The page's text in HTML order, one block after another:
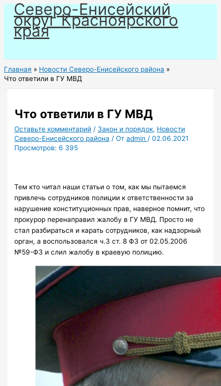
Перейти
содержимому
Северо-Енисейский
округ Красноярского
края
Главная
Новости Северо-Енисейского района
Что ответили в ГУ МВД
Что ответили в ГУ МВД
Оставьте комментарий / Закон и порядок, Новости
Северо-Енисейского района / Отadmin /02.06.2021
Просмотров: 6 395
Тем кто читал наши статьи о том, как мы пытаемся
привлечь сотрудников полиции к ответственности за
нарушение конституционных прав, наверное помнит, что
прокурор перенаправил жалобу в ГУ МВД. Просто не
стал разбираться и карать сотрудников, как надзорный
орган, а воспользовался ч.3 ст. 8 ФЗ от 02.05.2006
№59-ФЗ и слил жалобу в краевую полицию.